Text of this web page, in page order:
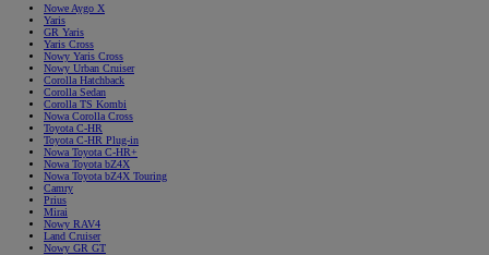
Nowe Aygo X
Yaris
GR Yaris
Yaris Cross
Nowy Yaris Cross
Nowy Urban Cruiser
Corolla Hatchback
Corolla Sedan
Corolla TS Kombi
Nowa Corolla Cross
Toyota C-HR
Toyota C-HR Plug-in
Nowa Toyota C-HR+
Nowa Toyota bZ4X
Nowa Toyota bZ4X Touring
Camry
Prius
Mirai
Nowy RAV4
Land Cruiser
Nowy GR GT